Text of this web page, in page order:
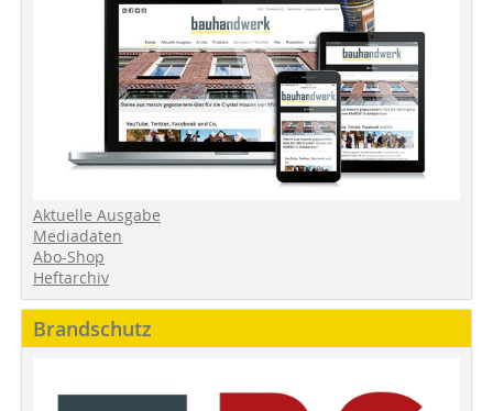
Aktuelle Ausgabe
Mediadaten
Abo-Shop
Heftarchiv
Brandschutz